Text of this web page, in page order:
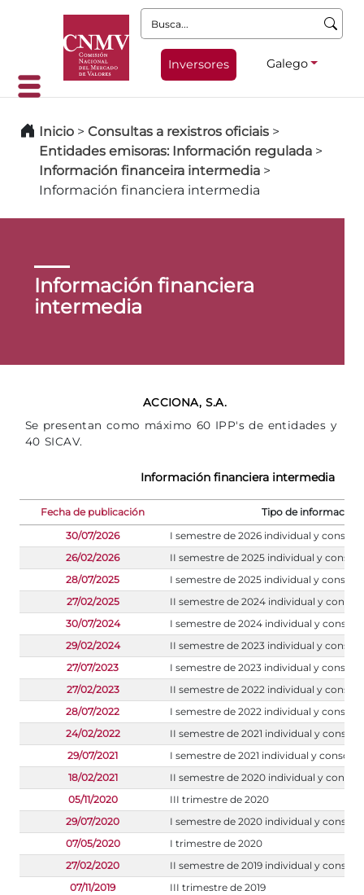
Busca:
Inversores Galego
Inicio > Consultas a rexistros oficiais >
Entidades emisoras: Información regulada >
Información financeira intermedia >
Información financiera intermedia
Información financiera
intermedia
ACCIONA, S.A.
Se presentan como máximo 60 IPP's de entidades y
40 SICAV.
Información financiera intermedia
Fecha de publicación
Tipo de información
30/07/2026
I semestre de 2026 individual y
26/02/2026
II semestre de 2025 individual y
28/07/2025
I semestre de 2025 individual y
27/02/2025
II semestre de 2024 individual y
30/07/2024
I semestre de 2024 individual y
29/02/2024
II semestre de 2023 individual y
27/07/2023
I semestre de 2023 individual y
27/02/2023
II semestre de 2022 individual y
28/07/2022
I semestre de 2022 individual y
24/02/2022
II semestre de 2021 individual y
29/07/2021
I semestre de 2021 individual y
18/02/2021
II semestre de 2020 individual y
05/11/2020
III trimestre de 2020
29/07/2020
I semestre de 2020 individual y
07/05/2020
I trimestre de 2020
27/02/2020
II semestre de 2019 individual y
07/11/2019
III trimestre de 2019